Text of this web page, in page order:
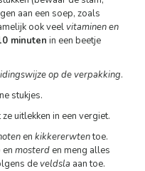
aan een soep, zoals
ook veelvitaminen en
minuten in een beetje
op de verpakking.
stukjes.
ze uitlekken in een vergiet.
en kikkererwtentoe.
en mosterd en meng alles
develdsla aan toe.